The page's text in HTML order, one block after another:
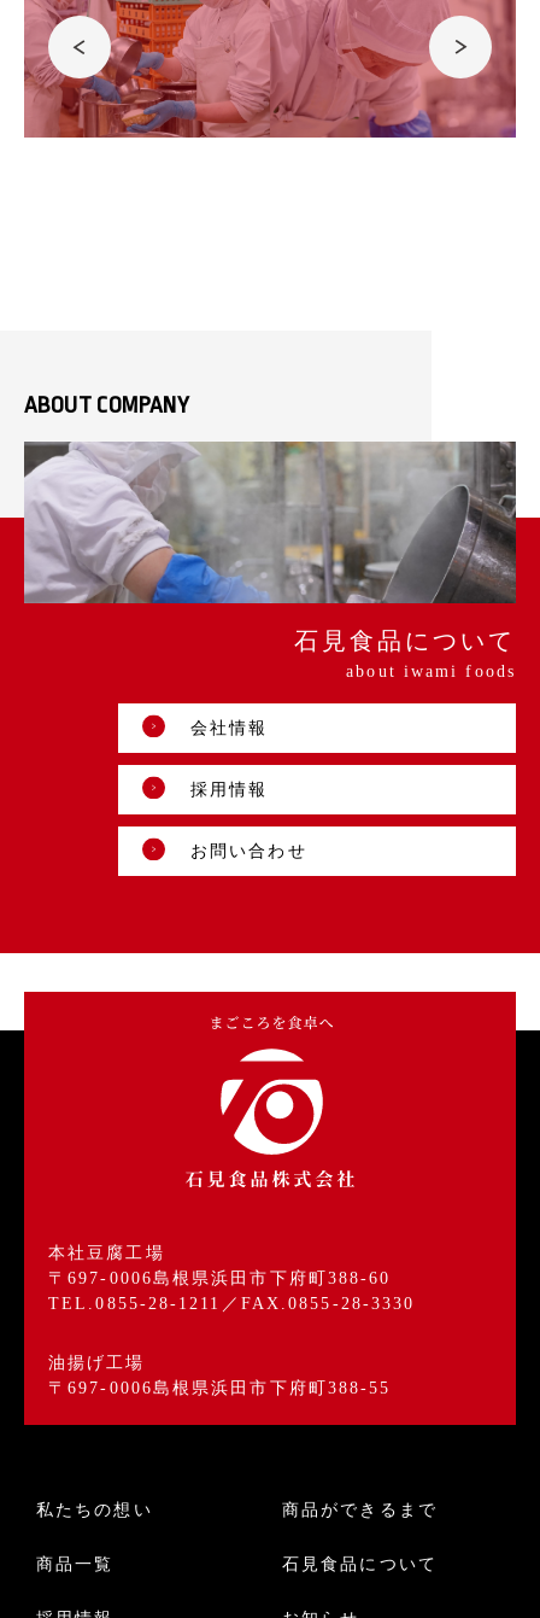
ABOUT COMPANY
石見食品について
about iwami foods
会社情報
採用情報
お問い合わせ
本社豆腐工場
〒697-0006島根県浜田市下府町388-60
TEL.0855-28-1211／FAX.0855-28-3330
油揚げ工場
〒697-0006島根県浜田市下府町388-55
私たちの想い 商品ができるまで
商品一覧 石見食品について